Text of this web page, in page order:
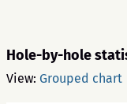
Hole-by-hole
View: Grouped chart